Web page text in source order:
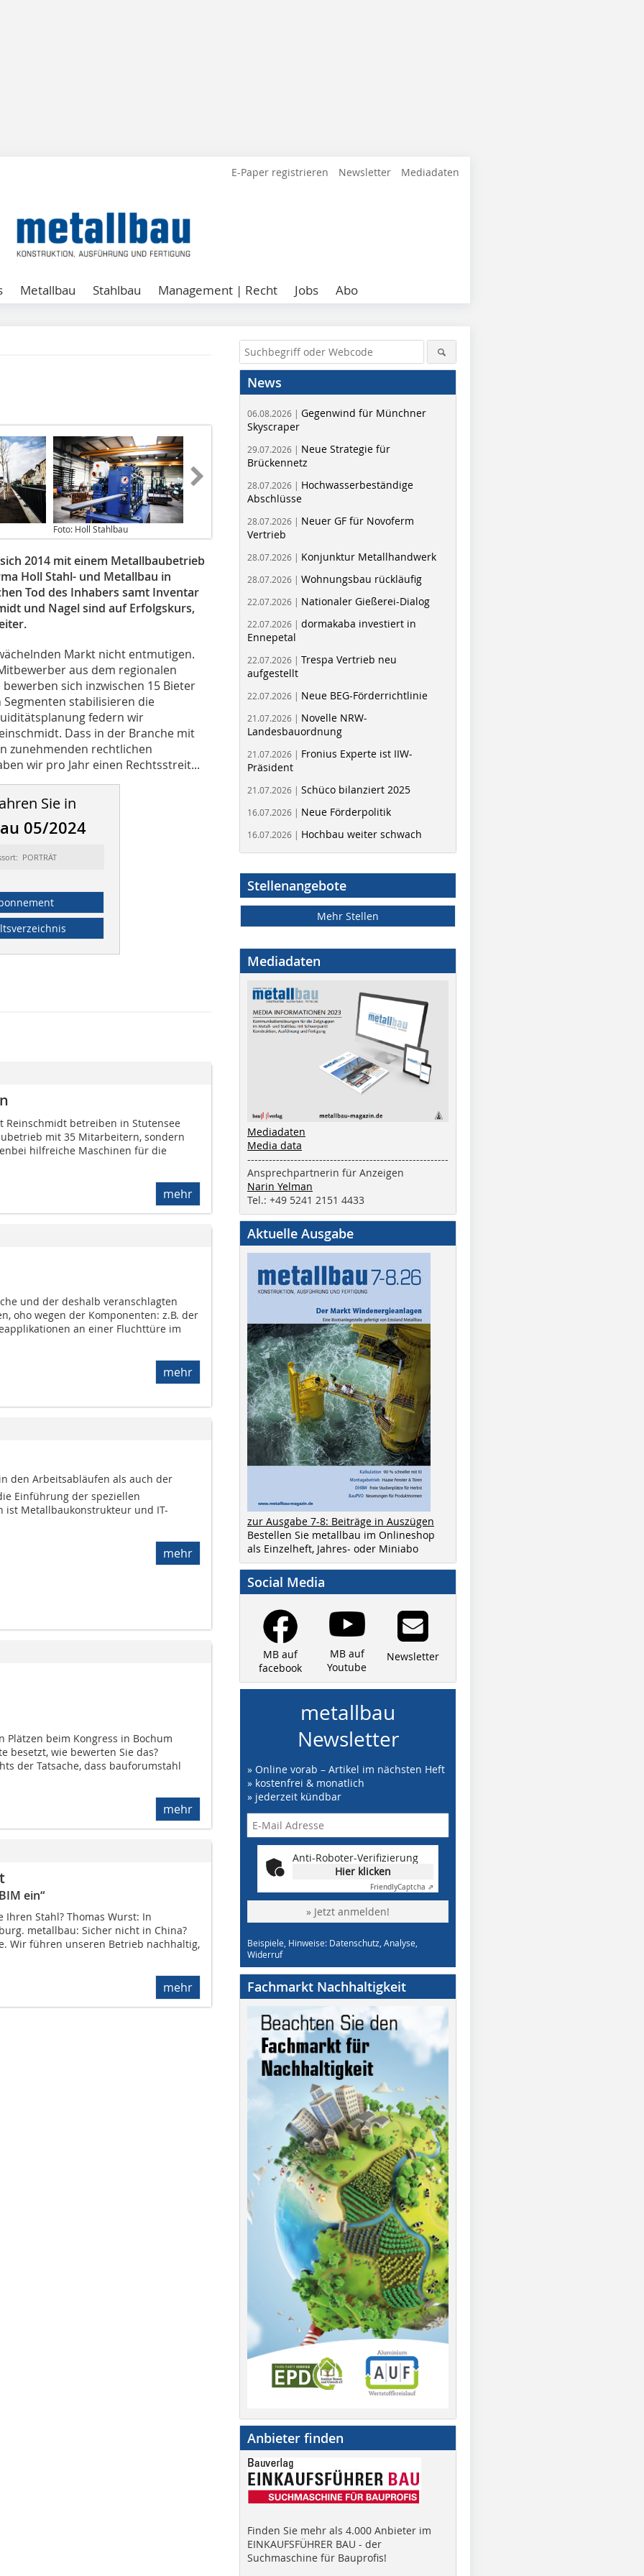
E-Paper registrieren Newsletter Mediadaten
Metallbau Stahlbau Management | Recht Jobs Abo
Foto: Holl Stahlbau
2014 mit einem Metallbaubetrieb
Holl Stahl- und Metallbau in
Tod des Inhabers samt Inventar
und Nagel sind auf Erfolgskurs,
Markt nicht entmutigen.
aus dem regionalen
sich inzwischen 15 Bieter
stabilisieren die
federn wir
Dass in der Branche mit
zunehmenden rechtlichen
wir pro Jahr einen Rechtsstreit...
Sie in
05/2024
PORTRÄT
Reinschmidt betreiben in Stutensee
mit 35 Mitarbeitern, sondern
hilfreiche Maschinen für die
mehr
und der deshalb veranschlagten
oho wegen der Komponenten: z.B. der
an einer Fluchttüre im
mehr
den Arbeitsabläufen als auch der
Einführung der speziellen
ist Metallbaukonstrukteur und IT-
mehr
Plätzen beim Kongress in Bochum
besetzt, wie bewerten Sie das?
der Tatsache, dass bauforumstahl
mehr
ein“
Ihren Stahl? Thomas Wurst: In
metallbau: Sicher nicht in China?
Wir führen unseren Betrieb nachhaltig,
mehr
News
06.08.2026 | Gegenwind für Münchner
Skyscraper
29.07.2026 | Neue Strategie für
Brückennetz
28.07.2026 | Hochwasserbeständige
Abschlüsse
28.07.2026 | Neuer GF für Novoferm
Vertrieb
28.07.2026 | Konjunktur Metallhandwerk
28.07.2026 | Wohnungsbau rückläufig
22.07.2026 | Nationaler Gießerei-Dialog
22.07.2026 | dormakaba investiert in
Ennepetal
22.07.2026 | Trespa Vertrieb neu
aufgestellt
22.07.2026 | Neue BEG-Förderrichtlinie
21.07.2026 | Novelle NRW-
Landesbauordnung
21.07.2026 | Fronius Experte ist IIW-
Präsident
21.07.2026 | Schüco bilanziert 2025
16.07.2026 | Neue Förderpolitik
16.07.2026 | Hochbau weiter schwach
Stellenangebote
Mehr Stellen
Mediadaten
Mediadaten
Media data
--------------------------------------------------------
Ansprechpartnerin für Anzeigen
Narin Yelman
Tel.: +49 5241 2151 4433
Aktuelle Ausgabe
zur Ausgabe 7-8: Beiträge in Auszügen
Bestellen Sie metallbau im Onlineshop
als Einzelheft, Jahres- oder Miniabo
Social Media
MB auf
facebook
MB auf
Youtube
Newsletter
metallbau
Newsletter
» Online vorab – Artikel im nächsten Heft
» kostenfrei & monatlich
» jederzeit kündbar
Anti-Roboter-Verifizierung
Hier klicken
FriendlyCaptcha ⇗
» Jetzt anmelden!
Beispiele, Hinweise: Datenschutz, Analyse,
Widerruf
Fachmarkt Nachhaltigkeit
Anbieter finden
Finden Sie mehr als 4.000 Anbieter im
EINKAUFSFÜHRER BAU - der
Suchmaschine für Bauprofis!